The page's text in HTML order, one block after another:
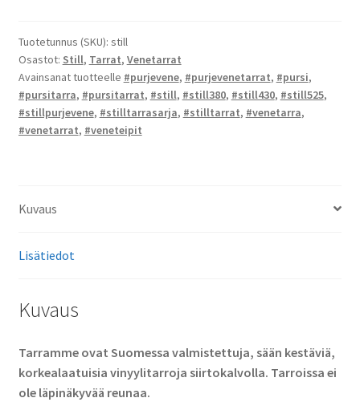
Tuotetunnus (SKU): still
Osastot: Still, Tarrat, Venetarrat
Avainsanat tuotteelle #purjevene, #purjevenetarrat, #pursi,
#pursitarra, #pursitarrat, #still, #still380, #still430, #still525,
#stillpurjevene, #stilltarrasarja, #stilltarrat, #venetarra,
#venetarrat, #veneteipit
Kuvaus
Lisätiedot
Kuvaus
Tarramme ovat Suomessa valmistettuja, sään kestäviä,
korkealaatuisia vinyylitarroja siirtokalvolla. Tarroissa ei
ole läpinäkyvää reunaa.